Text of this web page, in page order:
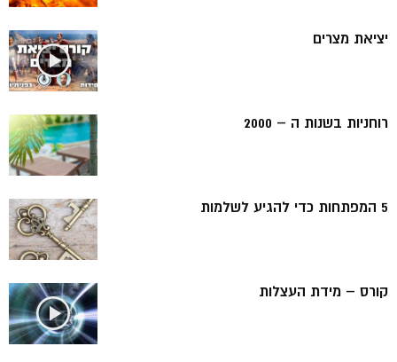
יציאת מצרים
רוחניות בשנות ה – 2000
5 המפתחות כדי להגיע לשלמות
קורס – מידת העצלות